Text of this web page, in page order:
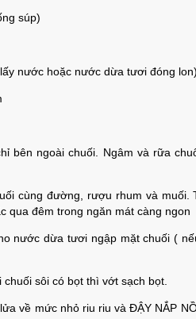
súp)
nước hoặc nước dừa tươi đóng
bên ngoài chuối. Ngâm và rữa
cùng đường, rượu rhum và
qua đêm trong ngăn mát càng ngon
nước dừa tươi ngập mặt chuối (
sôi có bọt thì vớt sạch bọt.
về mức nhỏ riu riu và ĐẬY NẮP